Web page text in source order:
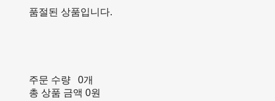
품절된 상품입니다.
주문 수량
0개
총 상품 금액 0원